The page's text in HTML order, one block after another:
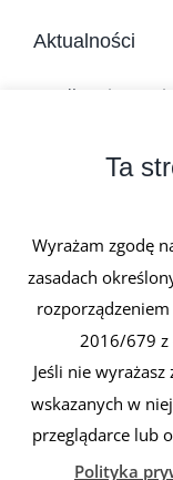
Aktualności
Jadłospis na
Atonia jelit
Perforacja
©
Ta
Wyrażam zgodę
zasadach
2016/679 z
Jeśli nie
wskazanych w
przeglądarce lub
Polityka